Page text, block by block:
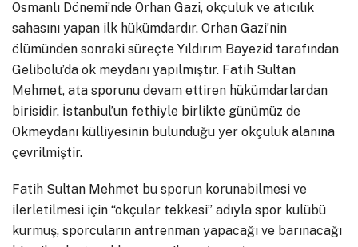
Osmanlı Dönemi’nde Orhan Gazi, okçuluk ve atıcılık
sahasını yapan ilk hükümdardır. Orhan Gazi’nin
ölümünden sonraki süreçte Yıldırım Bayezid tarafından
Gelibolu’da ok meydanı yapılmıştır. Fatih Sultan
Mehmet, ata sporunu devam ettiren hükümdarlardan
birisidir. İstanbul’un fethiyle birlikte günümüz de
Okmeydanı külliyesinin bulunduğu yer okçuluk alanına
çevrilmiştir.
Fatih Sultan Mehmet bu sporun korunabilmesi ve
ilerletilmesi için “okçular tekkesi” adıyla spor kulübü
kurmuş, sporcuların antrenman yapacağı ve barınacağı